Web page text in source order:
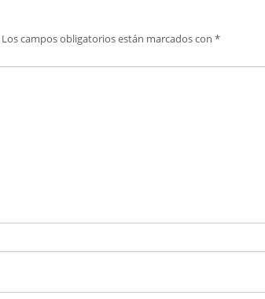
Los campos obligatorios están marcados con *